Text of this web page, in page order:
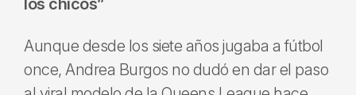
los chicos”
Aunque desde los siete años jugaba a fútbol
once, Andrea Burgos no dudó en dar el paso